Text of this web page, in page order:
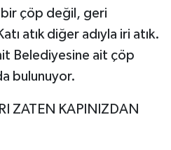
çöp değil, geri
atık diğer adıyla iri atık.
Belediyesine ait çöp
bulunuyor.
ZATEN KAPINIZDAN